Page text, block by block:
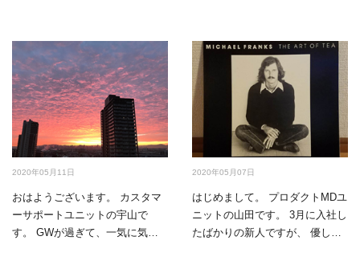
2020年05月11日
おはようございます。 カスタマ
ーサポートユニットの宇山で
す。 GWが過ぎて、一気に気温
2020年05月07日
はじめまして。 プロダクトMDユ
ニットの山田です。 3月に入社し
たばかりの新人ですが、 優しい